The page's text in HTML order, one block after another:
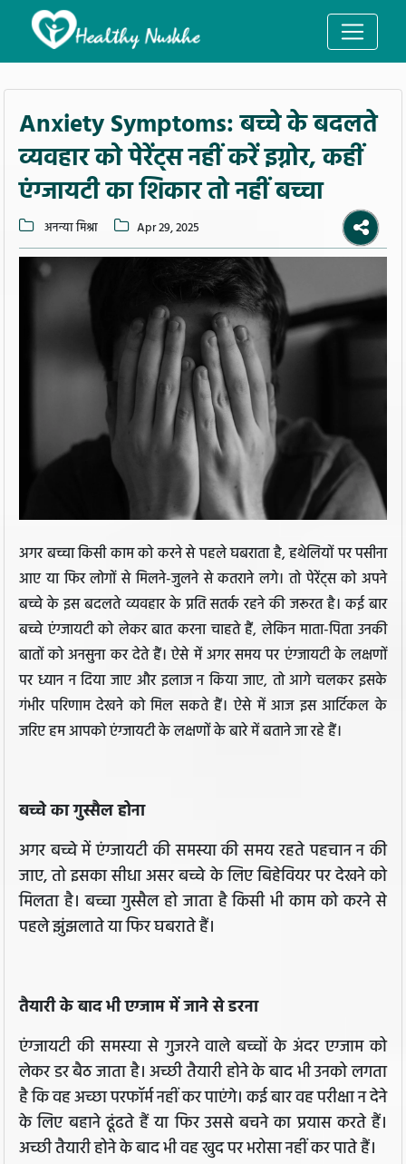
Anxiety Symptoms: बच्चे के बदलते
व्यवहार को पेरेंट्स नहीं करें इग्नोर, कहीं
एंग्जायटी का शिकार तो नहीं बच्चा
अनन्या मिश्रा Apr 29, 2025
अगर बच्चा किसी काम को करने से पहले घबराता है, हथेलियों पर पसीना
आए या फिर लोगों से मिलने-जुलने से कतराने लगे। तो पेरेंट्स को अपने
बच्चे के इस बदलते व्यवहार के प्रति सतर्क रहने की जरूरत है। कई बार
बच्चे एंग्जायटी को लेकर बात करना चाहते हैं, लेकिन माता-पिता उनकी
बातों को अनसुना कर देते हैं। ऐसे में अगर समय पर एंग्जायटी के लक्षणों
पर ध्यान न दिया जाए और इलाज न किया जाए, तो आगे चलकर इसके
गंभीर परिणाम देखने को मिल सकते हैं। ऐसे में आज इस आर्टिकल के
जरिए हम आपको एंग्जायटी के लक्षणों के बारे में बताने जा रहे हैं।
बच्चे का गुस्सैल होना
अगर बच्चे में एंग्जायटी की समस्या की समय रहते पहचान न की
जाए, तो इसका सीधा असर बच्चे के लिए बिहेवियर पर देखने को
मिलता है। बच्चा गुस्सैल हो जाता है किसी भी काम को करने से
पहले झुंझलाते या फिर घबराते हैं।
तैयारी के बाद भी एग्जाम में जाने से डरना
एंग्जायटी की समस्या से गुजरने वाले बच्चों के अंदर एग्जाम को
लेकर डर बैठ जाता है। अच्छी तैयारी होने के बाद भी उनको लगता
है कि वह अच्छा परफॉर्म नहीं कर पाएंगे। कई बार वह परीक्षा न देने
के लिए बहाने ढूंढते हैं या फिर उससे बचने का प्रयास करते हैं।
अच्छी तैयारी होने के बाद भी वह खुद पर भरोसा नहीं कर पाते हैं।